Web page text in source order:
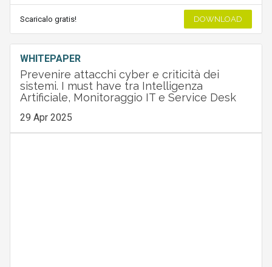
Scaricalo gratis! DOWNLOAD
WHITEPAPER
Prevenire attacchi cyber e criticità dei
sistemi. I must have tra Intelligenza
Artificiale, Monitoraggio IT e Service Desk
29 Apr 2025